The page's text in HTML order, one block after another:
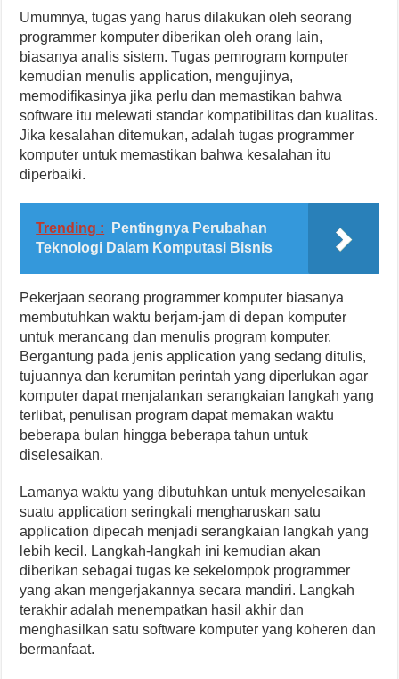
Umumnya, tugas yang harus dilakukan oleh seorang
programmer komputer diberikan oleh orang lain,
biasanya analis sistem. Tugas pemrogram komputer
kemudian menulis application, mengujinya,
memodifikasinya jika perlu dan memastikan bahwa
software itu melewati standar kompatibilitas dan kualitas.
Jika kesalahan ditemukan, adalah tugas programmer
komputer untuk memastikan bahwa kesalahan itu
diperbaiki.
Trending :
Pentingnya Perubahan
Teknologi Dalam Komputasi Bisnis
Pekerjaan seorang programmer komputer biasanya
membutuhkan waktu berjam-jam di depan komputer
untuk merancang dan menulis program komputer.
Bergantung pada jenis application yang sedang ditulis,
tujuannya dan kerumitan perintah yang diperlukan agar
komputer dapat menjalankan serangkaian langkah yang
terlibat, penulisan program dapat memakan waktu
beberapa bulan hingga beberapa tahun untuk
diselesaikan.
Lamanya waktu yang dibutuhkan untuk menyelesaikan
suatu application seringkali mengharuskan satu
application dipecah menjadi serangkaian langkah yang
lebih kecil. Langkah-langkah ini kemudian akan
diberikan sebagai tugas ke sekelompok programmer
yang akan mengerjakannya secara mandiri. Langkah
terakhir adalah menempatkan hasil akhir dan
menghasilkan satu software komputer yang koheren dan
bermanfaat.